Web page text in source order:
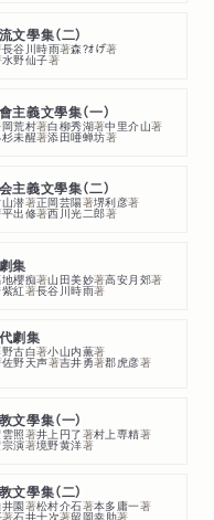
學集（二）
長谷川時雨著森?ｵげ著
水野仙子著
義文學集（一）
荒村著白柳秀湖著中里介山著
未醒著添田唖蝉坊著
義文學集（二）
潜著正岡芸陽著堺利彦著
平出修著西川光二郎著
集
櫻痴著山田美妙著高安月郊著
紅著長谷川時雨著
劇集
古白著小山内薫著
佐野天声著吉井勇著郡虎彦著
學集（一）
照著井上円了著村上専精著
演著境野黄洋著
學集（二）
園著松村介石著本多庸一著
著石井十次著留岡幸助著